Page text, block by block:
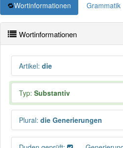
Wortinformationen Grammatik
Wortinformationen
Artikel: die
Typ: Substantiv
Plural: die Generierungen